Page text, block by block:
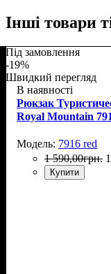
Інші товари
Під замовлення
-19%
Швидкий перегляд
В наявності
Рюкзак
Royal Mountain
Модель: 7916 red
1 590,00грн.
Купити